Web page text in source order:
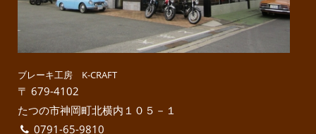
ブレーキ工房 K-CRAFT
〒 679-4102
たつの市神岡町北横内１０５－１
0791-65-9810